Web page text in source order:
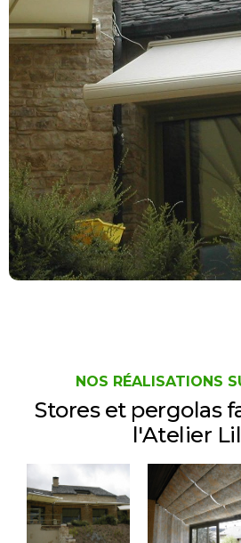
NOS RÉALISATIONS
Stores et pergolas
l'Atelier